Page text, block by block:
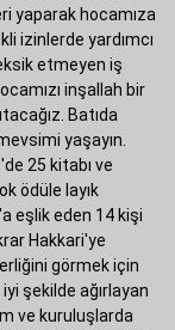
yaparak hocamıza
izinlerde yardımcı
etmeyen iş
inşallah bir
Batıda
yaşayın.
25 kitabı ve
ödüle layık
eşlik eden 14 kişi
Hakkari'ye
görmek için
şekilde ağırlayan
ve kuruluşlarda